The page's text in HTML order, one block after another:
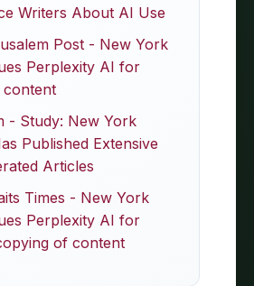
Writers About AI Use
Post - New York
Perplexity AI for
- Study: New York
Published Extensive
Articles
Times - New York
Perplexity AI for
copying of content